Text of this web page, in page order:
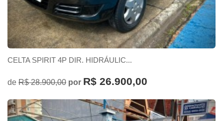
CELTA SPIRIT 4P DIR. HIDRÁULIC...
de R$ 28.900,00 por R$ 26.900,00